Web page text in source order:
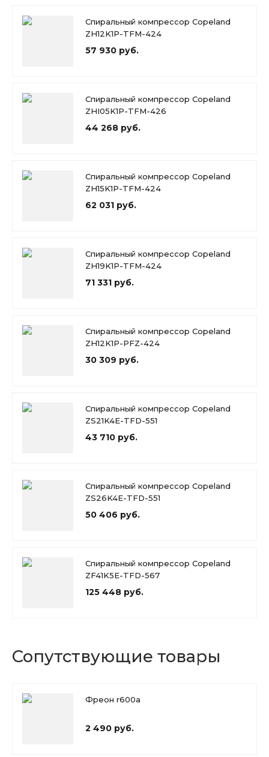
Спиральный компрессор Copeland
ZH12K1P-TFM-424
57 930 руб.
Спиральный компрессор Copeland
ZHI05K1P-TFM-426
44 268 руб.
Спиральный компрессор Copeland
ZH15K1P-TFM-424
62 031 руб.
Спиральный компрессор Copeland
ZH19K1P-TFM-424
71 331 руб.
Спиральный компрессор Copeland
ZH12K1P-PFZ-424
30 309 руб.
Спиральный компрессор Copeland
ZS21K4E-TFD-551
43 710 руб.
Спиральный компрессор Copeland
ZS26K4E-TFD-551
50 406 руб.
Спиральный компрессор Copeland
ZF41K5E-TFD-567
125 448 руб.
Сопутствующие товары
Фреон r600a
2 490 руб.